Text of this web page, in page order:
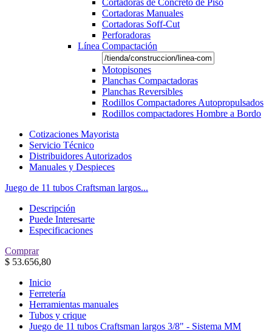
Cortadoras de Concreto de Piso
Cortadoras Manuales
Cortadoras Soff-Cut
Perforadoras
Línea Compactación
Motopisones
Planchas Compactadoras
Planchas Reversibles
Rodillos Compactadores Autopropulsados
Rodillos compactadores Hombre a Bordo
Cotizaciones Mayorista
Servicio Técnico
Distribuidores Autorizados
Manuales y Despieces
Juego de 11 tubos Craftsman largos...
Descripción
Puede Interesarte
Especificaciones
Comprar
$ 53.656,80
Inicio
Ferretería
Herramientas manuales
Tubos y crique
Juego de 11 tubos Craftsman largos 3/8" - Sistema MM